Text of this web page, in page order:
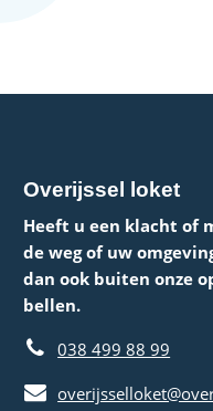
Overijssel loket
Heeft u een klacht of
de weg of uw
dan ook buiten onze
bellen.
038 499 88 99